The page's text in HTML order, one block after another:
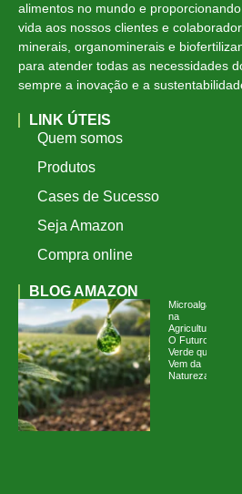
alimentos no mundo e
vida aos nossos clientes e
minerais, organominerais e
para atender todas as necessidades
sempre a inovação e a
LINK ÚTEIS
Quem somos
Produtos
Cases de Sucesso
Seja Amazon
Compra online
BLOG AMAZON
Microalgas
na
Agricultura:
O Futuro
Verde que
Vem da
Natureza